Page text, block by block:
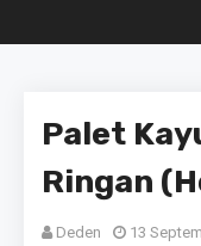
Palet
Ringan
Deden 13